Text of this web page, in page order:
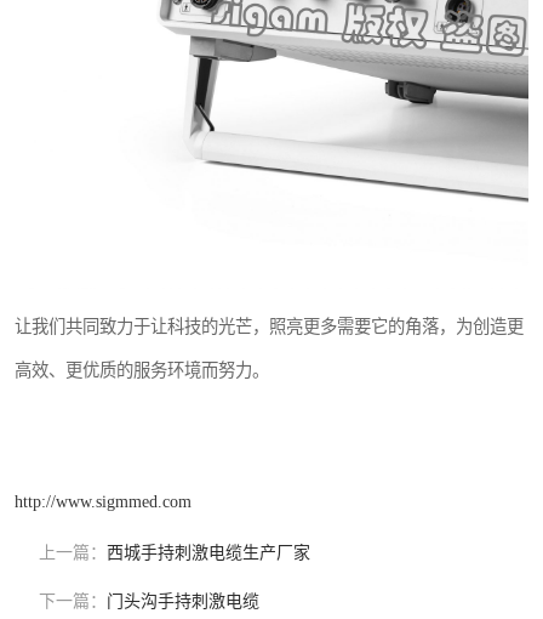
让我们共同致力于让科技的光芒，照亮更多需要它的角落，为创造更
高效、更优质的服务环境而努力。
http://www.sigmmed.com
上一篇： 西城手持刺激电缆生产厂家
下一篇： 门头沟手持刺激电缆